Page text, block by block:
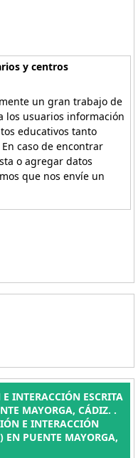
y centros
un gran trabajo de
los usuarios información
educativos tanto
caso de encontrar
o agregar datos
que nos envíe un
INTERACCIÓN ESCRITA
MAYORGA, CÁDIZ. .
E INTERACCIÓN
EN PUENTE MAYORGA,